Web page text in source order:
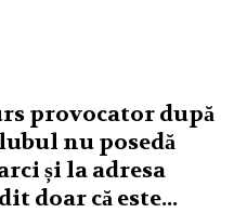
provocator după
nu posedă
și la adresa
doar că este...